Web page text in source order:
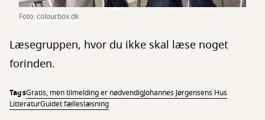
Foto: colourbox.dk
Læsegruppen, hvor du ikke skal læse noget
forinden.
TagsGratis, men tilmelding er nødvendigJohannes Jørgensens Hus
LitteraturGuidet fælleslæsning